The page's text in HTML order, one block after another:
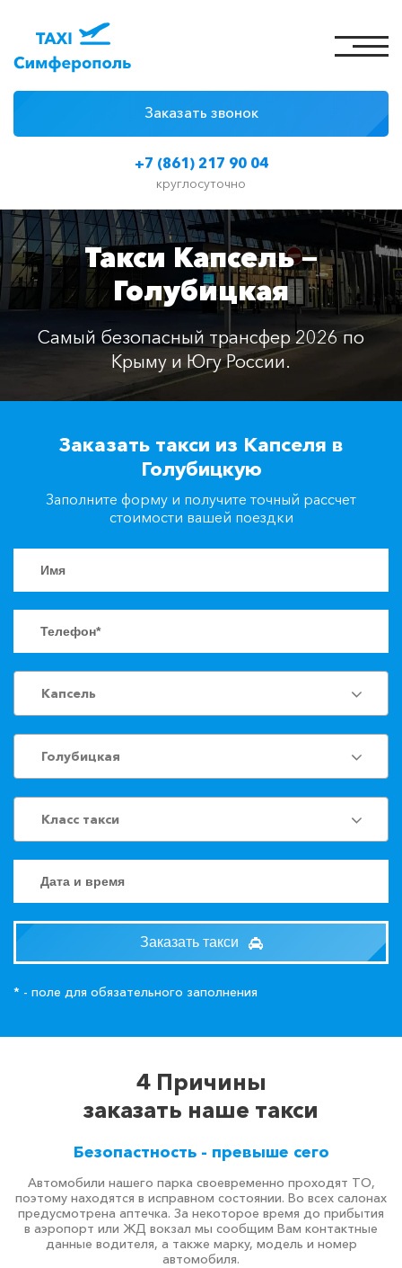
+7 (861) 217 90 04
круглосуточно
Заказать звонок
Цены на такси
Классы автомобилей
Отзывы
Контакты
Заказать такси
Такси Капсель —
Голубицкая
Самый безопасный трансфер 2026 по
Крыму и Югу России.
Заказать такси из Капселя в
Голубицкую
Заполните форму и получите точный рассчет
стоимости вашей поездки
Капсель
Голубицкая
Класс такси
Заказать такси
* - поле для обязательного заполнения
4 Причины
заказать наше такси
Безопастность - превыше сего
Автомобили нашего парка своевременно проходят ТО,
поэтому находятся в исправном состоянии. Во всех салонах
предусмотрена аптечка. За некоторое время до прибытия
в аэропорт или ЖД вокзал мы сообщим Вам контактные
данные водителя, а также марку, модель и номер
автомобиля.